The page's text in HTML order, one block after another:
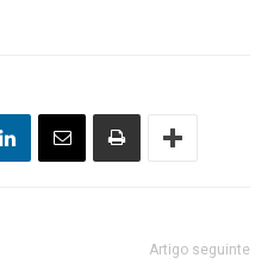
Artigo seguinte